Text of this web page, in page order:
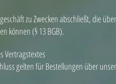
zu Zwecken abschließt, die
können (§ 13 BGB).
Vertragstextes
gelten für Bestellungen über